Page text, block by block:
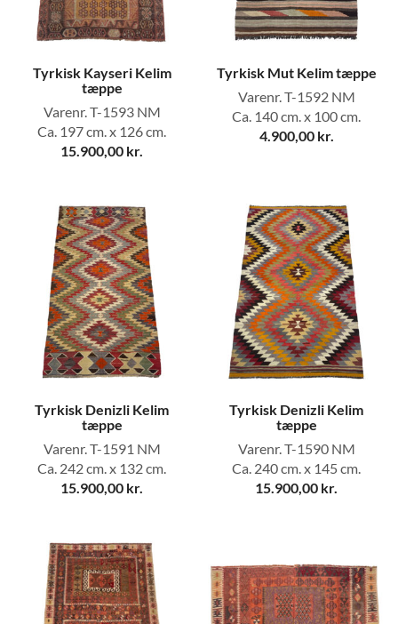
Tyrkisk Kayseri Kelim
tæppe
Varenr. T-1593 NM
Ca. 197 cm. x 126 cm.
15.900,00 kr.
Tyrkisk Mut Kelim tæppe
Varenr. T-1592 NM
Ca. 140 cm. x 100 cm.
4.900,00 kr.
Tyrkisk Denizli Kelim
tæppe
Varenr. T-1591 NM
Ca. 242 cm. x 132 cm.
15.900,00 kr.
Tyrkisk Denizli Kelim
tæppe
Varenr. T-1590 NM
Ca. 240 cm. x 145 cm.
15.900,00 kr.